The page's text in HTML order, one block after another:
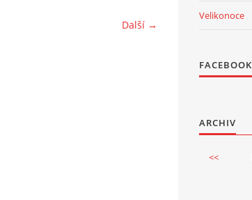
Další →
Velikonoce
FACEBOOK
ARCHIV
<<